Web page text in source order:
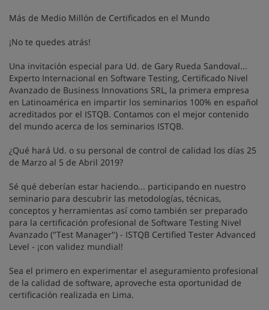
Más de Medio Millón de Certificados en el Mundo
¡No te quedes atrás!
Una invitación especial para Ud. de Gary Rueda Sandoval...
Experto Internacional en Software Testing, Certificado Nivel
Avanzado de Business Innovations SRL, la primera empresa
en Latinoamérica en impartir los seminarios 100% en español
acreditados por el ISTQB. Contamos con el mejor contenido
del mundo acerca de los seminarios ISTQB.
¿Qué hará Ud. o su personal de control de calidad los días 25
de Marzo al 5 de Abril 2019?
Sé qué deberían estar haciendo... participando en nuestro
seminario para descubrir las metodologías, técnicas,
conceptos y herramientas así como también ser preparado
para la certificación profesional de Software Testing Nivel
Avanzado ("Test Manager") - ISTQB Certified Tester Advanced
Level - ¡con validez mundial!
Sea el primero en experimentar el aseguramiento profesional
de la calidad de software, aproveche esta oportunidad de
certificación realizada en Lima.